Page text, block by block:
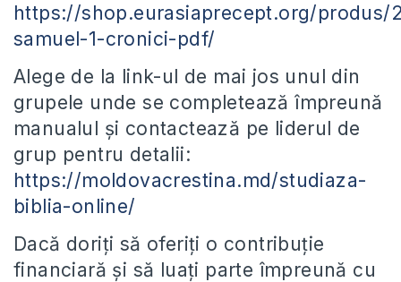
https://shop.eurasiaprecept.org/produs/
samuel-1-cronici-pdf/
Alege de la link-ul de mai jos unul din
grupele unde se completează împreună
manualul și contactează pe liderul de
grup pentru detalii:
https://moldovacrestina.md/studiaza-
biblia-online/
Dacă doriți să oferiți o contribuție
financiară și să luați parte împreună cu